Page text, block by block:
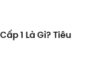
1 Là Gì? Tiêu